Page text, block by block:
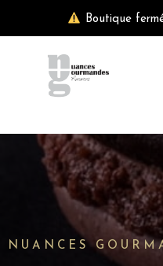
au
Boutique
NUANCES